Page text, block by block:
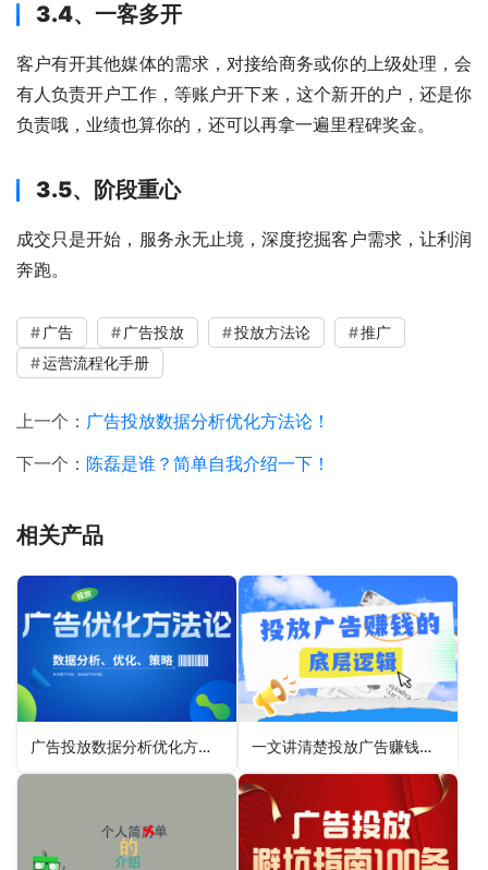
3.4、一客多开
客户有开其他媒体的需求，对接给商务或你的上级处理，会
有人负责开户工作，等账户开下来，这个新开的户，还是你
负责哦，业绩也算你的，还可以再拿一遍里程碑奖金。
3.5、阶段重心
成交只是开始，服务永无止境，深度挖掘客户需求，让利润
奔跑。
广告 广告投放 投放方法论
推广
运营流程化手册
上一个： 广告投放数据分析优化方法论！
下一个： 陈磊是谁？简单自我介绍一下！
相关产品
广告投放数据分析优化方法论！ 一文讲清楚投放广告赚钱的底层逻辑！